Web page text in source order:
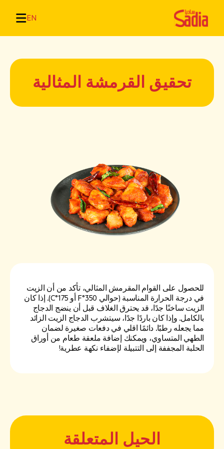
EN
تحقيق القرمشة المثالية
للحصول على القوام المقرمش المثالي، تأكد من أن الزيت
في درجة الحرارة المناسبة (حوالي 350°F أو 175°C). إذا كان
الزيت ساخنًا جدًا، قد يحترق الغلاف قبل أن ينضج الدجاج
بالكامل. وإذا كان باردًا جدًا، سيتشرب الدجاج الزيت الزائد
مما يجعله رطبًا. دائمًا اقلي في دفعات صغيرة لضمان
الطهي المتساوي، ويمكنك إضافة ملعقة طعام من أوراق
الحلبة المجففة إلى التتبيلة لإضفاء نكهة عطرية!
الحيل المتعلقة